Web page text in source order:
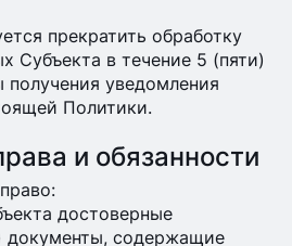
прекратить обработку
Субъекта в течение 5 (пяти)
получения уведомления
Политики.
и обязанности
достоверные
содержащие